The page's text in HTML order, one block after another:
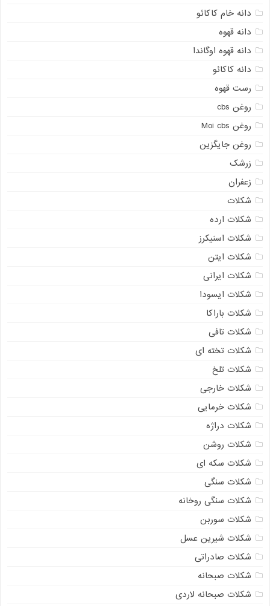
دانه خام کاکائو
دانه قهوه
دانه قهوه اوگاندا
دانه کاکائو
رست قهوه
روغن cbs
روغن Moi cbs
روغن جایگزین
زرشک
زعفران
شکلات
شکلات ارده
شکلات اسنیکرز
شکلات ایتن
شکلات ایرانی
شکلات ایسودا
شکلات باراکا
شکلات تافی
شکلات تخته ای
شکلات تلخ
شکلات خارجی
شکلات خرمایی
شکلات دراژه
شکلات روشن
شکلات سکه ای
شکلات سنگی
شکلات سنگی روخانه
شکلات سوربن
شکلات شیرین عسل
شکلات صادراتی
شکلات صبحانه
شکلات صبحانه لاردی